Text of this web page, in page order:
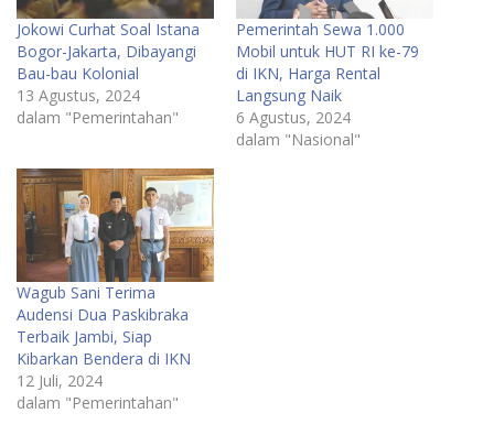
Jokowi Curhat Soal Istana
Bogor-Jakarta, Dibayangi
Bau-bau Kolonial
13 Agustus, 2024
dalam "Pemerintahan"
Pemerintah Sewa 1.000
Mobil untuk HUT RI ke-79
di IKN, Harga Rental
Langsung Naik
6 Agustus, 2024
dalam "Nasional"
Wagub Sani Terima
Audensi Dua Paskibraka
Terbaik Jambi, Siap
Kibarkan Bendera di IKN
12 Juli, 2024
dalam "Pemerintahan"